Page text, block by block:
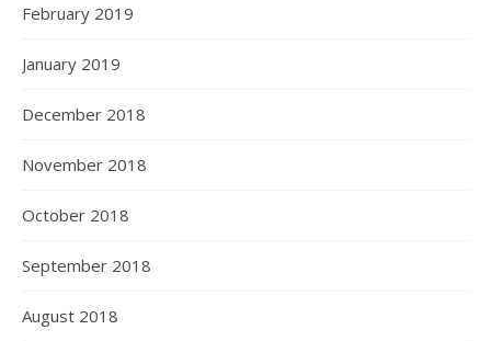
February 2019
January 2019
December 2018
November 2018
October 2018
September 2018
August 2018